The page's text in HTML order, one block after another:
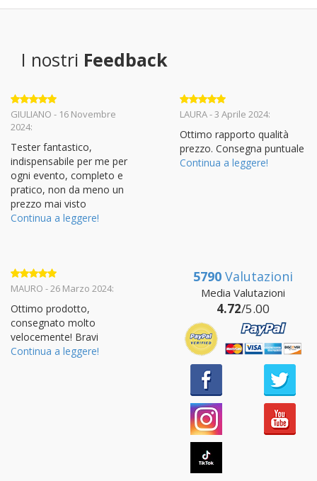
I nostri Feedback
Valutato 5
su 5
GIULIANO - 16 Novembre
2024:
Tester fantastico,
indispensabile per me per
ogni evento, completo e
pratico, non da meno un
prezzo mai visto
Continua a leggere!
Valutato 5
LAURA - 3 Aprile 2024:
Ottimo rapporto qualità
prezzo. Consegna puntuale
Continua a leggere!
Valutato5
MAURO - 26 Marzo 2024:
Ottimo prodotto,
consegnato molto
velocemente! Bravi
Continua a leggere!
5790 Valutazioni
Media Valutazioni
4.72/5.00